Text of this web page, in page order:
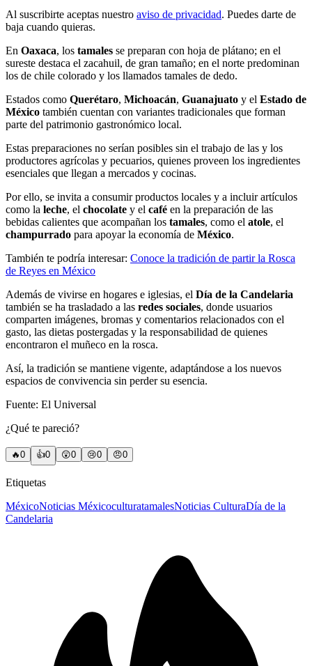
Al suscribirte aceptas nuestro aviso de privacidad. Puedes darte de
baja cuando quieras.
En Oaxaca, los tamales se preparan con hoja de plátano; en el
sureste destaca el zacahuil, de gran tamaño; en el norte predominan
los de chile colorado y los llamados tamales de dedo.
Estados como Querétaro, Michoacán, Guanajuato y el Estado de
México también cuentan con variantes tradicionales que forman
parte del patrimonio gastronómico local.
Estas preparaciones no serían posibles sin el trabajo de las y los
productores agrícolas y pecuarios, quienes proveen los ingredientes
esenciales que llegan a mercados y cocinas.
Por ello, se invita a consumir productos locales y a incluir artículos
como la leche, el chocolate y el café en la preparación de las
bebidas calientes que acompañan los tamales, como el atole, el
champurrado para apoyar la economía de México.
También te podría interesar: Conoce la tradición de partir la Rosca
de Reyes en México
Además de vivirse en hogares e iglesias, el Día de la Candelaria
también se ha trasladado a las redes sociales, donde usuarios
comparten imágenes, bromas y comentarios relacionados con el
gasto, las dietas postergadas y la responsabilidad de quienes
encontraron el muñeco en la rosca.
Así, la tradición se mantiene vigente, adaptándose a los nuevos
espacios de convivencia sin perder su esencia.
Fuente: El Universal
¿Qué te pareció?
🔥0 👍0 😲0 😢0 😠0
Etiquetas
MéxicoNoticias MéxicoculturatamalesNoticias CulturaDía de la
Candelaria